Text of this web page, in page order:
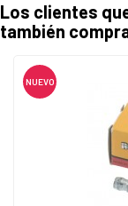
Los clientes
también
NUEVO